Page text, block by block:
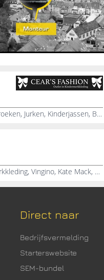
Outlet kindermerkkleding, Meisjesbroeken, Jongensbroeken, Jurken, Kinderjassen, Blazers, T-shirts, Longsleeves, Kledingaccessoires
Kindermode Vlijmen, Kinderkleding Vlijmen, Kindermerkkleding, Vingino, Kate Mack, Mcgregor, Eliane Et Lena, Lili gaufrette, Bell Rose, Noppies
Direct naar
Bedrijfsvermelding
Starterswebsite
SEM-bundel